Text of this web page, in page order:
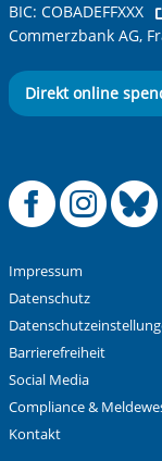
BIC: COBADEFFXXX
Commerzbank AG,
Direkt online
Impressum
Datenschutz
Barrierefreiheit
Social Media
Compliance &
Kontakt